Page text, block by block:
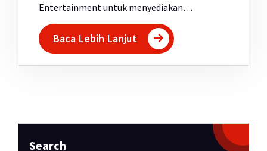
Entertainment untuk menyediakan…
Baca Lebih Lanjut
Search